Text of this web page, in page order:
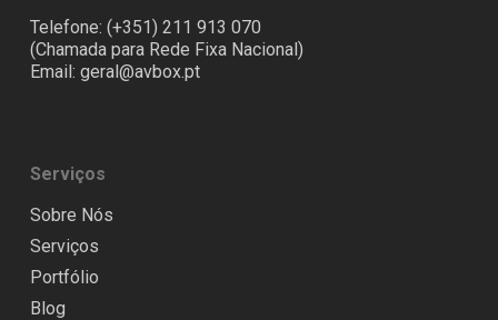
Telefone: (+351) 211 913 070
(Chamada para Rede Fixa Nacional)
Email: geral@avbox.pt
Serviços
Sobre Nós
Serviços
Portfólio
Blog